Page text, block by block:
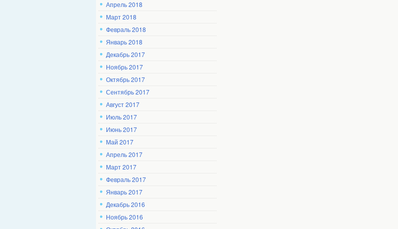
Апрель 2018
Март 2018
Февраль 2018
Январь 2018
Декабрь 2017
Ноябрь 2017
Октябрь 2017
Сентябрь 2017
Август 2017
Июль 2017
Июнь 2017
Май 2017
Апрель 2017
Март 2017
Февраль 2017
Январь 2017
Декабрь 2016
Ноябрь 2016